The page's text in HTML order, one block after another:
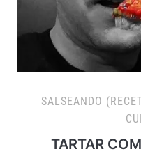
SALSEANDO
TARTAR